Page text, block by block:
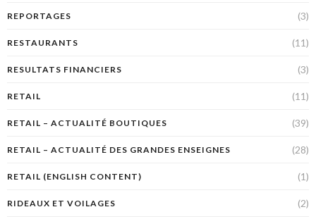
REPORTAGES (3)
RESTAURANTS (11)
RESULTATS FINANCIERS (3)
RETAIL (11)
RETAIL – ACTUALITÉ BOUTIQUES (39)
RETAIL – ACTUALITÉ DES GRANDES ENSEIGNES (28)
RETAIL (ENGLISH CONTENT) (1)
RIDEAUX ET VOILAGES (2)